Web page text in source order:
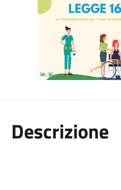
Descrizione